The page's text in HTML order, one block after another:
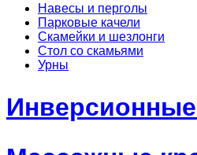
Навесы и перголы
Парковые качели
Скамейки и шезлонги
Стол со скамьями
Урны